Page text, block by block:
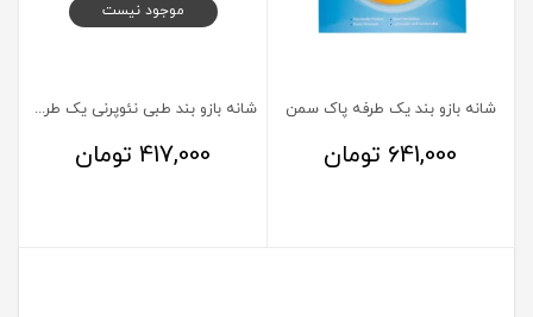
شانه بازو بند یک طرفه پاک سمن
641,000 تومان
موجود نیست
شانه بازو بند طبی نئوپرنی یک طرفه پاک سمن
417,000 تومان